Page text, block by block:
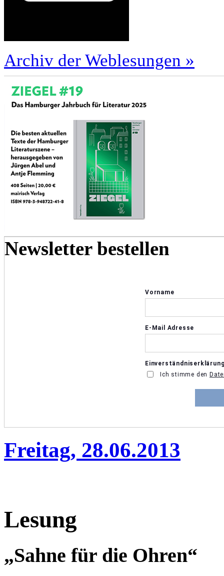
Archiv der Weblesungen »
Newsletter bestellen
Freitag, 28.06.2013
Lesung
„Sahne für die Ohren“